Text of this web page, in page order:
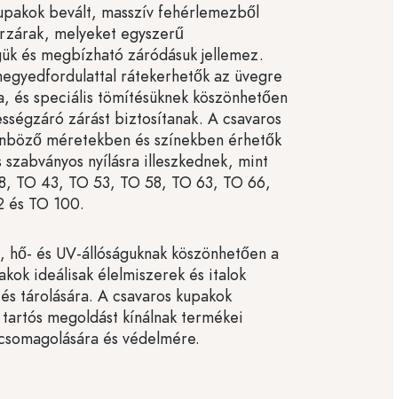
bevált, masszív fehérlemezből
melyeket egyszerű
és megbízható záródásuk jellemez.
rátekerhetők az üvegre
és speciális tömítésüknek köszönhetően
zárást biztosítanak. A csavaros
méretekben és színekben érhetők
szabványos nyílásra illeszkednek, mint
TO 43, TO 53, TO 58, TO 63, TO 66,
és TO 100.
hő- és UV-állóságuknak köszönhetően a
ideálisak élelmiszerek és italok
tárolására. A csavaros kupakok
megoldást kínálnak termékei
és védelmére.